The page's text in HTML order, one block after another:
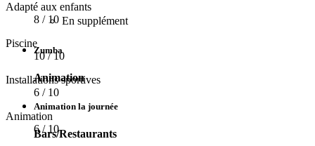
En supplément
Zumba
Animation
Animation la journée
Bars/Restaurants
Adapté aux enfants
8 / 10
Piscine
10/ 10
Installations sportives
6 / 10
Animation
6/ 10